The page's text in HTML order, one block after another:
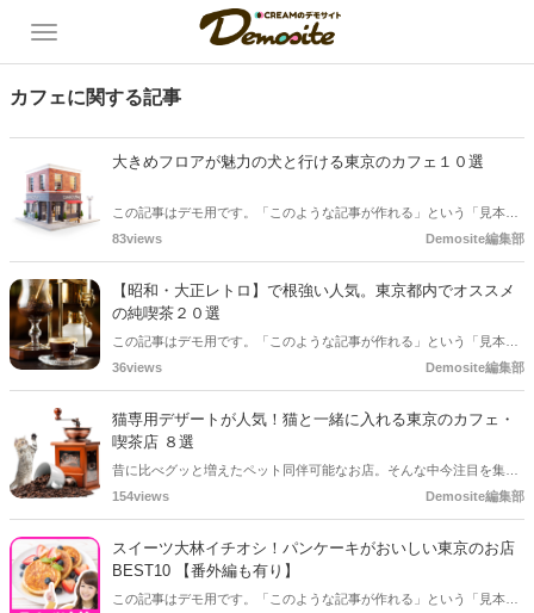
カフェに関する記事
大きめフロアが魅力の犬と行ける東京のカフェ１０選
この記事はデモ用です。「このような記事が作れる」という「見本」
としてご確認ください。
83views Demosite編集部
【昭和・大正レトロ】で根強い人気。東京都内でオススメ
の純喫茶２０選
この記事はデモ用です。「このような記事が作れる」という「見本」
としてご確認ください。
36views Demosite編集部
猫専用デザートが人気！猫と一緒に入れる東京のカフェ・
喫茶店 ８選
昔に比べグッと増えたペット同伴可能なお店。そんな中今注目を集め
ているのが猫専用スイーツのあるカフェです。オシャレで可愛くて栄
い日でも行きたくなっちゃう猫と行ける東京のカフェを大特集しま
す。
154views Demosite編集部
スイーツ大林イチオシ！パンケーキがおいしい東京のお店
BEST10 【番外編も有り】
この記事はデモ用です。「このような記事が作れる」という「見本」